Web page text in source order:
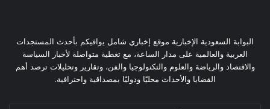
البوابة السعودية الإخبارية موقع إخباري شامل يوافيكم بأحدث المستجدات
العربية والعالمية على مدار الساعة، مع تغطية متواصلة لأخبار السياسة
والاقتصاد والرياضة والعلوم والتكنولوجيا والفن، وتقارير وتحليلات ترصد أهم
القضايا والأحداث محليًا ودوليًا بمصداقية واحترافية.